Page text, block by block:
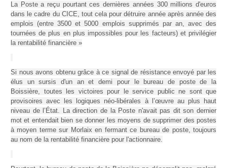
La Poste a reçu pourtant ces dernières années 300 millions d'euros
dans le cadre du CICE, tout cela pour détruire année après année des
emplois (entre 3500 et 5000 emplois supprimés par an, avec des
tournées de plus en plus impossibles pour les facteurs) et privilégier
la rentabilité financière »
Si nous avons obtenu grâce à ce signal de résistance envoyé par les
élus un sursis d'un an et demi pour le bureau de poste de la
Boissière, toutes les victoires pour le service public ne sont que
provisoires avec les logiques néo-libérales à l’œuvre au plus haut
niveau de l’État. La direction de la Poste n'avait pas dit son dernier
mot et entendait bien se donner les moyens de supprimer des postes
à moyen terme sur Morlaix en fermant ce bureau de poste, toujours
au nom de la rentabilité financière pour l'actionnaire.